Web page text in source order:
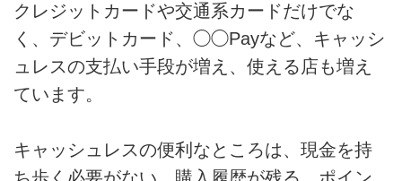
クレジットカードや交通系カードだけでな
く、デビットカード、◯◯Payなど、キャッシ
ュレスの支払い手段が増え、使える店も増え
ています。
キャッシュレスの便利なところは、現金を持